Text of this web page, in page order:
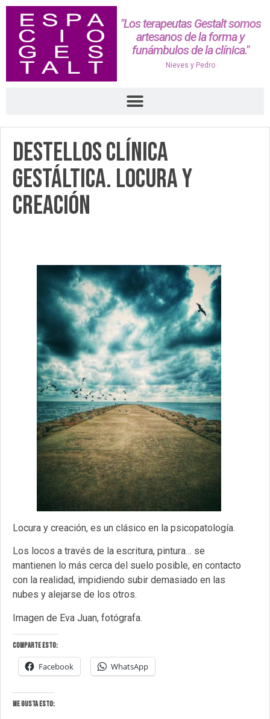
"Los terapeutas Gestalt somos
artesanos de la forma y
funámbulos de la clínica."
Nieves y Pedro
Destellos Clínica
Gestáltica. Locura y
creación
Locura y creación, es un clásico en la psicopatología.
Los locos a través de la escritura, pintura… se
mantienen lo más cerca del suelo posible, en contacto
con la realidad, impidiendo subir demasiado en las
nubes y alejarse de los otros.
Imagen de Eva Juan, fotógrafa.
Comparte esto:
Facebook WhatsApp
Me gusta esto: